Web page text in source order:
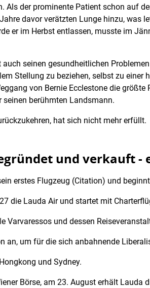
Als der prominente Patient schon auf
davor verätzten Lunge hinzu, was
er im Herbst entlassen, musste im
seinen gesundheitlichen
Stellung zu beziehen, selbst zu
von Bernie Ecclestone die
berühmten Landsmann.
hat sich nicht mehr erfüllt.
und verkauft -
erstes Flugzeug (Citation) und
die Lauda Air und startet mit
Varvaressos und dessen
an, um für die sich anbahnende
und Sydney.
Börse, am 23. August erhält Lauda